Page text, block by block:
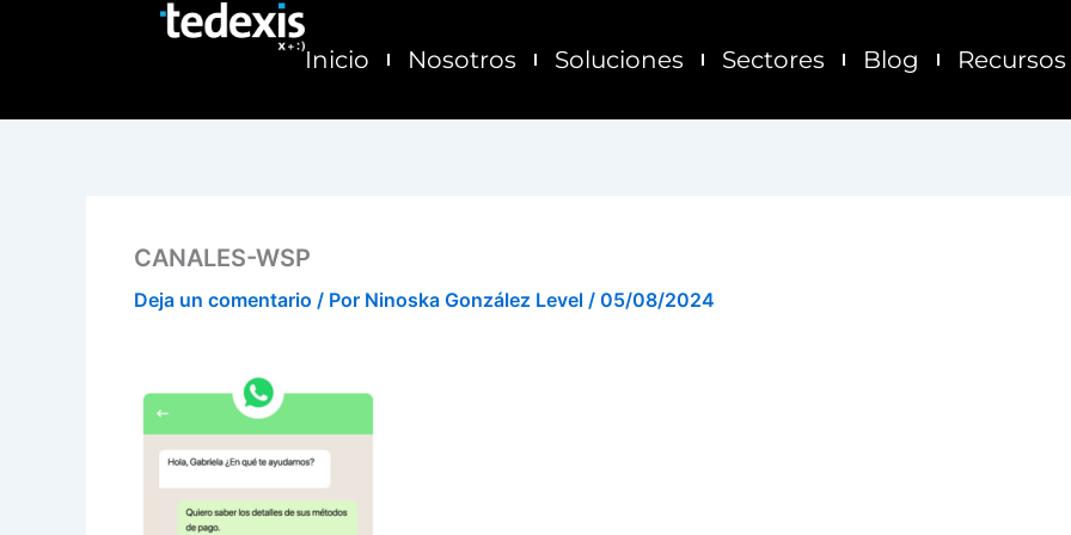
Inicio Nosotros Soluciones Sectores Blog Recursos
CANALES-WSP
Deja un comentario / Por Ninoska González Level / 05/08/2024